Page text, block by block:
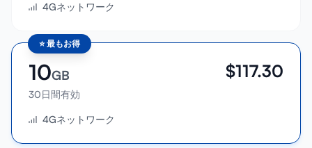
4Gネットワーク
⭐最もお得
10GB
30日間有効
$117.30
4Gネットワーク